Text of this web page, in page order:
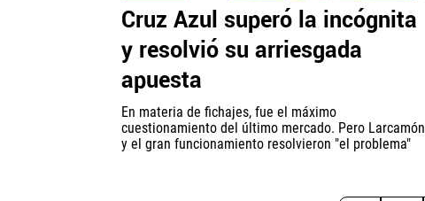
Cruz Azul superó la incógnita
y resolvió su arriesgada
apuesta
En materia de fichajes, fue el máximo
cuestionamiento del último mercado. Pero Larcamón
y el gran funcionamiento resolvieron "el problema"